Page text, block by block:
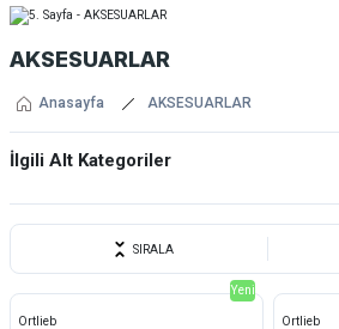
AKSESUARLAR
Anasayfa AKSESUARLAR
İlgili Alt Kategoriler
Çamurluk/Çanta/Sepet
SIRALA
Yeni
Ortlieb Ortlieb